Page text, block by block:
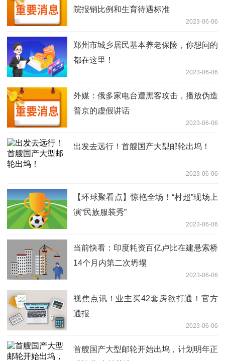
院报销比例和生育待遇标准
2023-06-06
郑州市城乡居民基本养老保险，你想问的
都在这里！
2023-06-06
外媒：俄多家电台遭黑客攻击，播放伪造
普京的虚假讲话
2023-06-06
出发去远行！首艘国产大型邮轮出坞！
2023-06-06
【环球聚看点】惊艳全场！“村超”现场上
演“民族服装秀”
2023-06-06
当前快看：印度耗资百亿卢比在建悬索桥
14个月内第二次坍塌
2023-06-06
视焦点讯！业主买42套房欲打通！官方
通报
2023-06-06
首艘国产大型邮轮开始出坞，计划明年正